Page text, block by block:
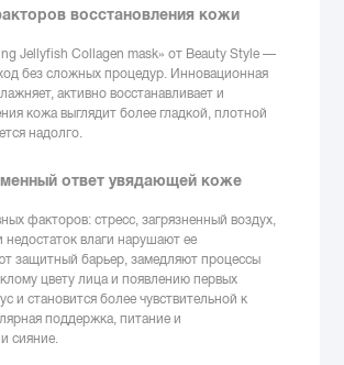
восстановления кожи
Jellyfish Collagen mask» от Beauty Style —
без сложных процедур. Инновационная
активно восстанавливает и
кожа выглядит более гладкой, плотной
надолго.
ответ увядающей коже
факторов: стресс, загрязненный воздух,
влаги нарушают ее
защитный барьер, замедляют процессы
цвету лица и появлению первых
и становится более чувствительной к
поддержка, питание и
сияние.